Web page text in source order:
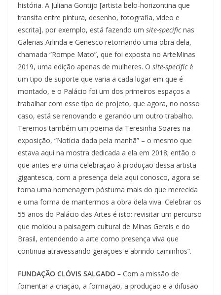
história. A Juliana Gontijo [artista belo-horizontina que
transita entre pintura, desenho, fotografia, vídeo e
escrita], por exemplo, está fazendo um site-specificnas
Galerias Arlinda e Genesco retomando uma obra dela,
chamada “Rompe Mato”, que foi exposta no ArteMinas
2019, uma edição apenas de mulheres. O site-specificé
um tipo de suporte que varia a cada lugar em que é
montado, e o Palácio foi um dos primeiros espaços a
trabalhar com esse tipo de projeto, que agora, no nosso
caso, está se renovando e gerando um outro trabalho.
Teremos também um poema da Teresinha Soares na
exposição, “Notícia dada pela manhã” – o mesmo que
estava aqui na mostra dedicada a ela em 2018; então o
que antes era uma celebração à produção dessa artista
gigantesca, com a presença dela aqui conosco, agora se
torna uma homenagem póstuma mais do que merecida
e uma forma de mantermos a obra dela viva. Celebrar os
55 anos do Palácio das Artes é isto: revisitar um percurso
que moldou a paisagem cultural de Minas Gerais e do
Brasil, entendendo a arte como presença viva que
continua atravessando gerações e abrindo caminhos”.
FUNDAÇÃO CLÓVIS SALGADO – Com a missão de
fomentar a criação, a formação, a produção e a difusão